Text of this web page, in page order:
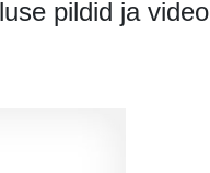
pildid ja video